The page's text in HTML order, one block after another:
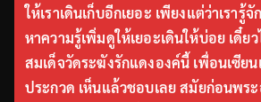
ให้เราเดินเก็บอีกเยอะ เพียงแต่ว่าเรารู้
หาความรู้เพิ่มดูให้เยอะเดินให้บ่อย เดี๋ย
สมเด็จวัดระฆังรักแดงองค์นี้ เพื่อนเซียน
ประกวด เห็นแล้วชอบเลย สมัยก่อนพร